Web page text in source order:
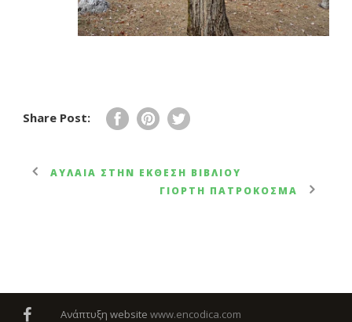
Share Post:
ΑΥΛΑΊΑ ΣΤΗΝ ΈΚΘΕΣΗ ΒΙΒΛΊΟΥ
ΓΙΟΡΤΉ ΠΑΤΡΟΚΟΣΜΆ
Ανάπτυξη website www.encodica.com